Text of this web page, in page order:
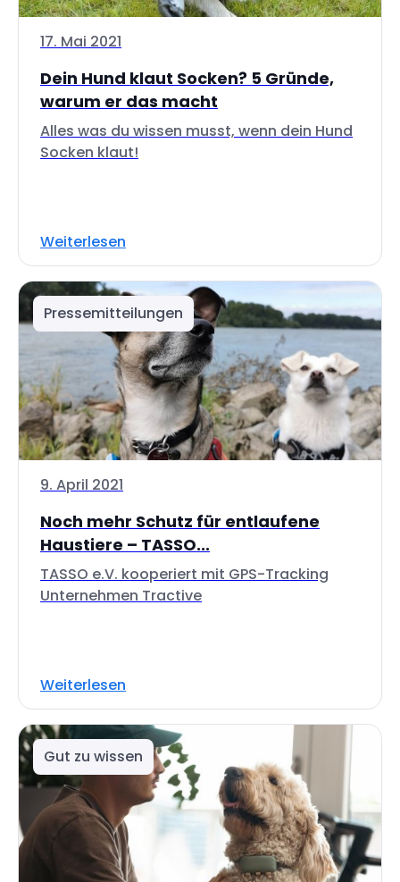
17. Mai 2021
Dein Hund klaut Socken? 5 Gründe,
warum er das macht
Alles was du wissen musst, wenn dein Hund
Socken klaut!
Weiterlesen
Pressemitteilungen
9. April 2021
Noch mehr Schutz für entlaufene
Haustiere – TASSO...
TASSO e.V. kooperiert mit GPS-Tracking
Unternehmen Tractive
Weiterlesen
Gut zu wissen